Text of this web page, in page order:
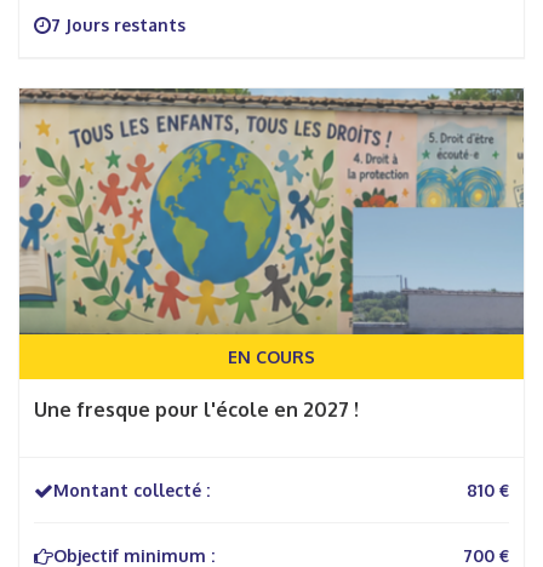
7 Jours restants
EN COURS
Une fresque pour l'école en 2027 !
Montant collecté : 810 €
Objectif minimum :
700 €